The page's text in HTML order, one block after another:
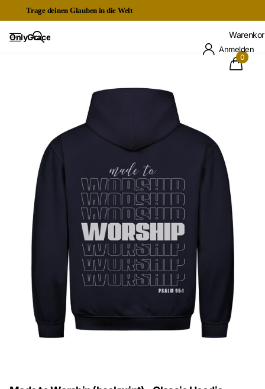
Trage deinen Glauben in die Welt
OnlyGrace
Anmelden
0